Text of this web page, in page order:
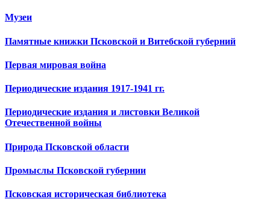
Музеи
Памятные книжки Псковской и Витебской губерний
Первая мировая война
Периодические издания 1917-1941 гг.
Периодические издания и листовки Великой
Отечественной войны
Природа Псковской области
Промыслы Псковской губернии
Псковская историческая библиотека